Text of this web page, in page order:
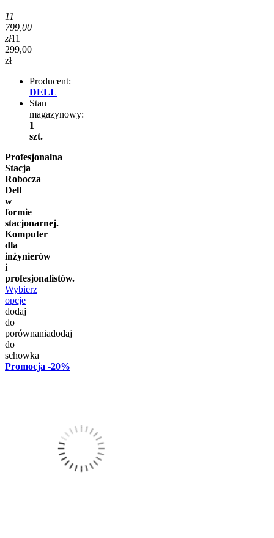
11
799,00
zł11
299,00
zł
Producent:
DELL
Stan
magazynowy:
1
szt.
Profesjonalna
Stacja
Robocza
Dell
w
formie
stacjonarnej.
Komputer
dla
inżynierów
i
profesjonalistów.
Wybierz
opcje
dodaj
do
porównaniadodaj
do
schowka
Promocja -20%